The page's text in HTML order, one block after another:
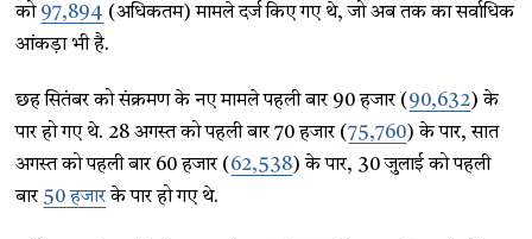
को 97,894 (अधिकतम) मामले दर्ज किए गए थे, जो अब तक का सर्वाधिक
आंकड़ा भी है.
छह सितंबर को संक्रमण के नए मामले पहली बार 90 हजार ( 90,632) के
पार हो गए थे. 28 अगस्त को पहली बार 70 हजार (75,760) के पार, सात
अगस्त को पहली बार 60 हजार ( 62,538) के पार, 30 जुलाई को पहली
बार 50 हजारके पार हो गए थे.